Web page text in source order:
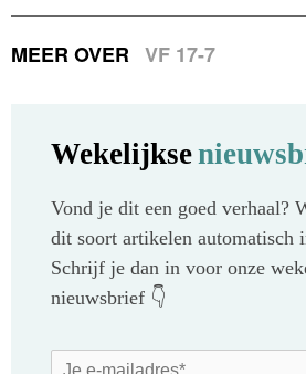
MEER OVER VF 17-7
Wekelijkse
Vond je dit een goed verhaal?
dit soort artikelen automatisch
Schrijf je dan in voor onze
nieuwsbrief 👇